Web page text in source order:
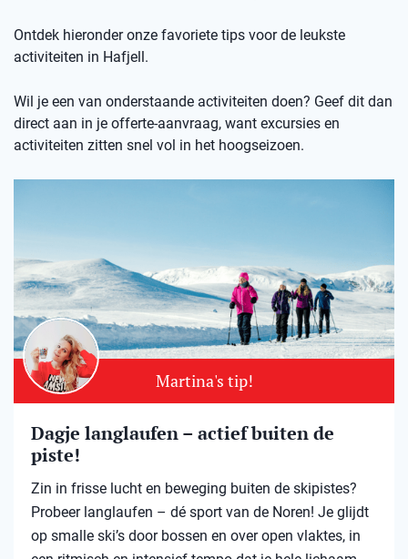
Ontdek hieronder onze favoriete tips voor de leukste
activiteiten in Hafjell.
Wil je een van onderstaande activiteiten doen? Geef dit dan
direct aan in je offerte-aanvraag, want excursies en
activiteiten zitten snel vol in het hoogseizoen.
Martina's tip!
Dagje langlaufen – actief buiten de
piste!
Zin in frisse lucht en beweging buiten de skipistes?
Probeer langlaufen – dé sport van de Noren! Je glijdt
op smalle ski’s door bossen en over open vlaktes, in